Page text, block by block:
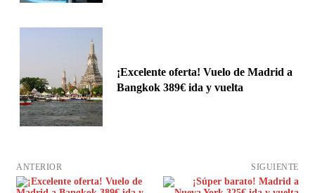
¡Excelente oferta! Vuelo de Madrid a
Bangkok 389€ ida y vuelta
ANTERIOR SIGUIENTE